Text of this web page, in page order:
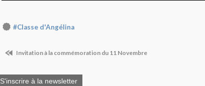
#Classe d'Angélina
Invitation à la commémoration du 11 Novembre
S'inscrire à la newsletter